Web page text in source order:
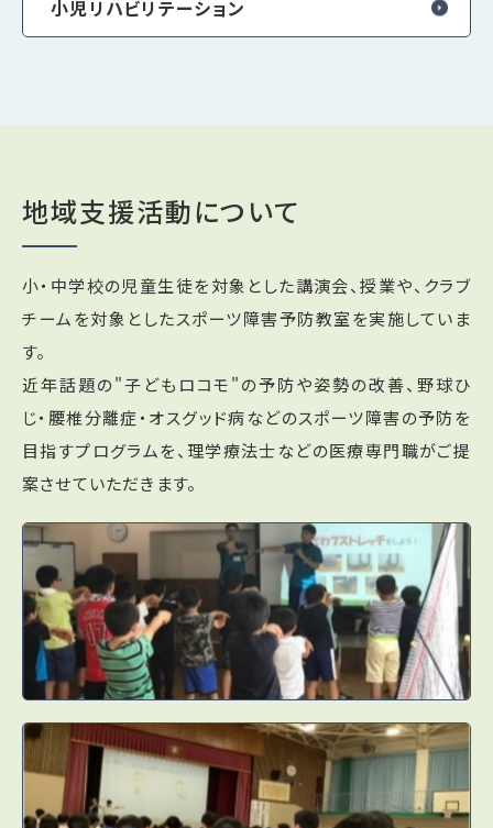
小児リハビリテーション
地域支援活動について
小・中学校の児童生徒を対象とした講演会、授業や、クラブ
チームを対象としたスポーツ障害予防教室を実施していま
す。
近年話題の"子どもロコモ"の予防や姿勢の改善、野球ひ
じ・腰椎分離症・オスグッド病などのスポーツ障害の予防を
目指すプログラムを、理学療法士などの医療専門職がご提
案させていただきます。